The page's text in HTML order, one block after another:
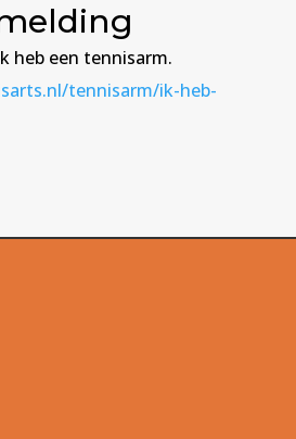
heb een tennisarm.
tennisarm/ik-heb-